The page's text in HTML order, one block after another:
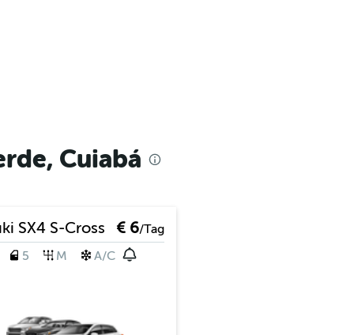
Cuiabá
SX4 S-Cross € 6/Tag
5
M A/C